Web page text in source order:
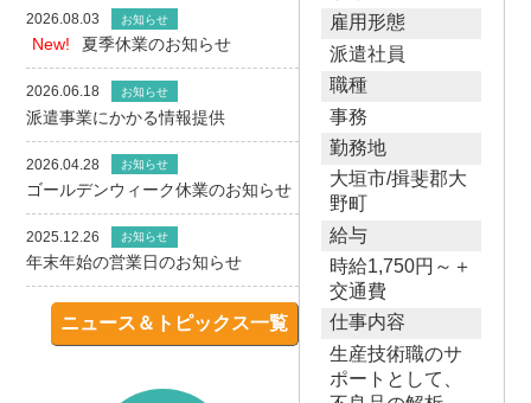
雇用形態
派遣社員
職種
事務
勤務地
大垣市/揖斐郡大
野町
給与
時給1,750円～＋
交通費
仕事内容
生産技術職のサ
ポートとして、
2026.08.03 お知らせ
New! 夏季休業のお知らせ
2026.06.18 お知らせ
派遣事業にかかる情報提供
2026.04.28 お知らせ
ゴールデンウィーク休業のお知らせ
2025.12.26 お知らせ
年末年始の営業日のお知らせ
ニュース＆トピックス一覧